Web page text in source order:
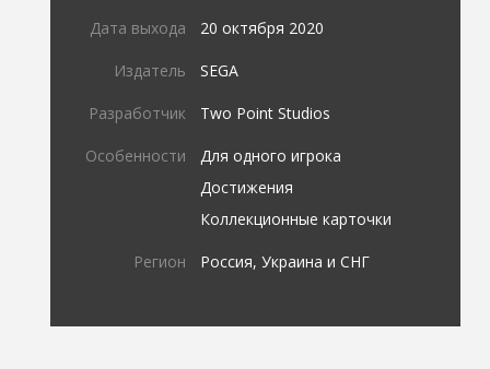
Дата выхода 20 октября 2020
Издатель SEGA
Разработчик Two Point Studios
Особенности
Для одного игрока
Достижения
Коллекционные карточки
Регион Россия, Украина и СНГ